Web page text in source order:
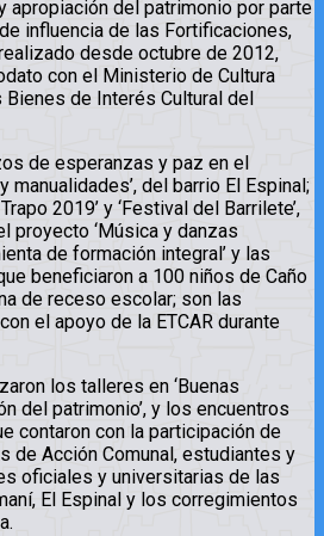
apropiación del patrimonio por parte
influencia de las Fortificaciones,
desde octubre de 2012,
con el Ministerio de Cultura
de Interés Cultural del
de esperanzas y paz en el
manualidades’, del barrio El Espinal;
2019’ y ‘Festival del Barrilete’,
proyecto ‘Música y danzas
de formación integral’ y las
beneficiaron a 100 niños de Caño
de receso escolar; son las
el apoyo de la ETCAR durante
los talleres en ‘Buenas
del patrimonio’, y los encuentros
contaron con la participación de
de Acción Comunal, estudiantes y
oficiales y universitarias de las
El Espinal y los corregimientos